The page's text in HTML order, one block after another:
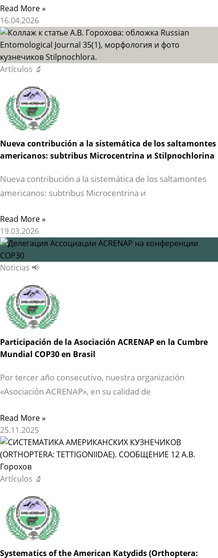
Read More »
16.04.2026
Artículos 🔬
Nueva contribución a la sistemática de los saltamontes
americanos: subtribus Microcentrina и Stilpnochlorina
Nueva contribución a la sistemática de los saltamontes
americanos: subtribus Microcentrina и
Read More »
19.03.2026
Noticias 📢
Participación de la Asociación ACRENAP en la Cumbre
Mundial COP30 en Brasil
Por tercer año consecutivo, nuestra organización
«Asociación ACRENAP», en su calidad de
Read More »
25.11.2025
Artículos 🔬
Systematics of the American Katydids (Orthoptera: